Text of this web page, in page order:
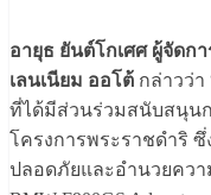
อายุธ ยันต์โกเศศ ผู้จัดก
เลนเนียม ออโต้ กล่าวว่
ที่ได้มีส่วนร่วมสนับสนุน
โครงการพระราชดำริ
ปลอดภัยและอำนวยคว